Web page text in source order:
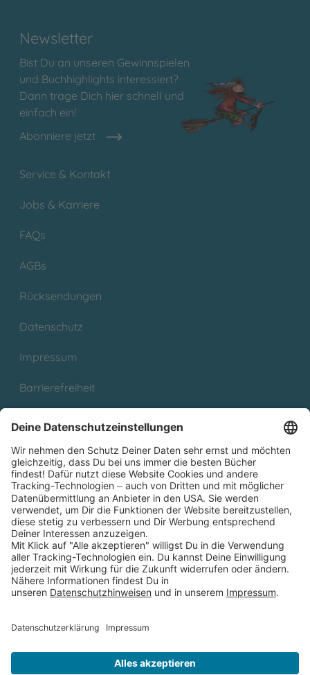
Newsletter
Bist Du an unseren Gewinnspielen
und Buchhighlights interessiert?
Dann trage Dich hier schnell und
einfach ein!
Abonniere jetzt
Service & Kontakt
Jobs & Karriere
FAQs
AGBs
Rücksendungen
Datenschutz
Impressum
Barrierefreiheit
Partnerprogramm (Affiliate)
Folge uns auf
* Versandkostenfrei ab 9,00 € Bestellwert innerhalb
Deutschlands
** Lieferzeit 1-3 Werktage innerhalb Deutschlands
Thienemann-Esslinger Verlag GmbH, Blumenstraße 36, D-70182